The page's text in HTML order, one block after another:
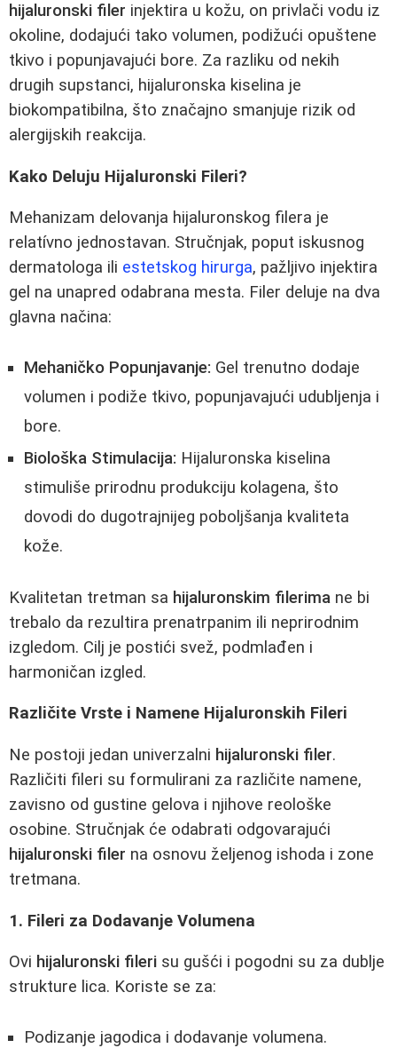
hijaluronski filer injektira u kožu, on privlači vodu iz
okoline, dodajući tako volumen, podižući opuštene
tkivo i popunjavajući bore. Za razliku od nekih
drugih supstanci, hijaluronska kiselina je
biokompatibilna, što značajno smanjuje rizik od
alergijskih reakcija.
Kako Deluju Hijaluronski Fileri?
Mehanizam delovanja hijaluronskog filera je
relatívno jednostavan. Stručnjak, poput iskusnog
dermatologa ili estetskog hirurga, pažljivo injektira
gel na unapred odabrana mesta. Filer deluje na dva
glavna načina:
Mehaničko Popunjavanje: Gel trenutno dodaje
volumen i podiže tkivo, popunjavajući udubljenja i
bore.
Biološka Stimulacija: Hijaluronska kiselina
stimuliše prirodnu produkciju kolagena, što
dovodi do dugotrajnijeg poboljšanja kvaliteta
kože.
Kvalitetan tretman sa hijaluronskim filerima ne bi
trebalo da rezultira prenatrpanim ili neprirodnim
izgledom. Cilj je postići svež, podmlađen i
harmoničan izgled.
Različite Vrste i Namene Hijaluronskih Fileri
Ne postoji jedan univerzalni hijaluronski filer.
Različiti fileri su formulirani za različite namene,
zavisno od gustine gelova i njihove reološke
osobine. Stručnjak će odabrati odgovarajući
hijaluronski filer na osnovu željenog ishoda i zone
tretmana.
1. Fileri za Dodavanje Volumena
Ovi hijaluronski fileri su gušći i pogodni su za dublje
strukture lica. Koriste se za:
Podizanje jagodica i dodavanje volumena.